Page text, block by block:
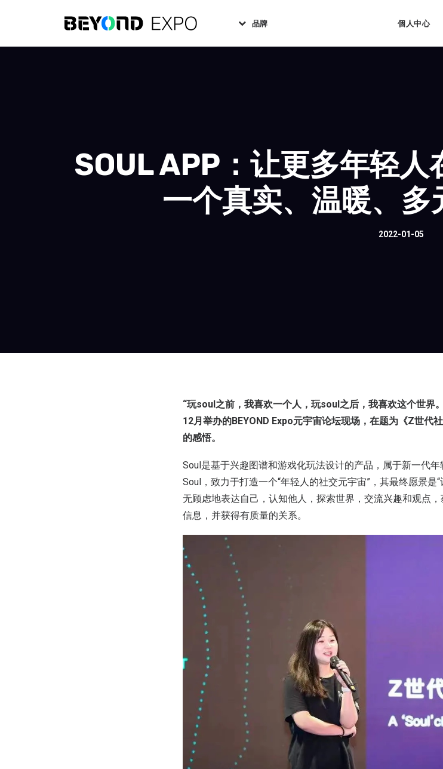
品牌 個人中心
SOUL APP：让更多年轻
一个真实、温暖、多
2022-01-05
“玩soul之前，我喜欢一个人，玩soul之后，我喜欢这个世界
12月举办的BEYOND Expo元宇宙论坛现场，在题为《Z世代
的感悟。
Soul是基于兴趣图谱和游戏化玩法设计的产品，属于新一代
Soul，致力于打造一个“年轻人的社交元宇宙”，其最终愿景是
无顾虑地表达自己，认知他人，探索世界，交流兴趣和观点
信息，并获得有质量的关系。